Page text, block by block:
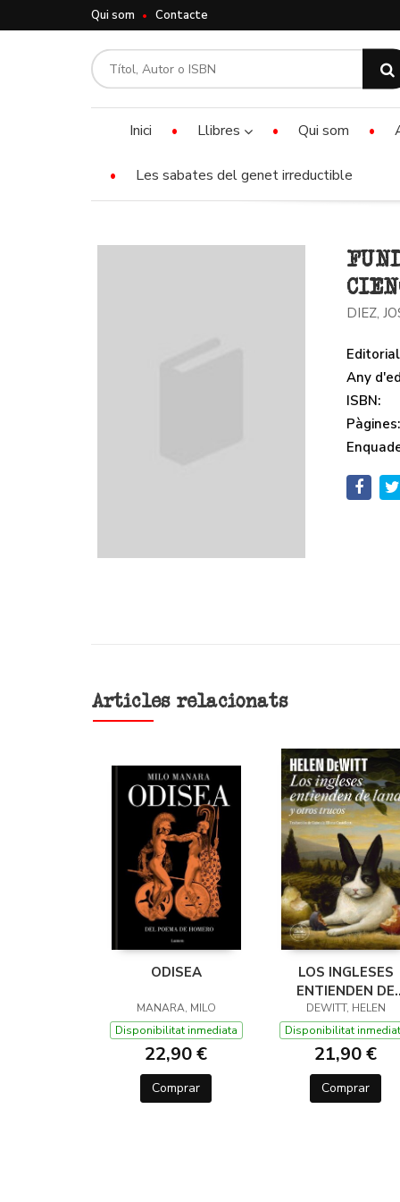
Qui som Contacte
Inici Llibres Qui som
Les sabates del genet irreductible
DIEZ,
Any
ISBN:
Pàgines:
Articles relacionats
ODISEA
MANARA, MILO
Disponibilitat inmediata
22,90 €
Comprar
LOS INGLESES
ENTIENDEN DE
LANA (Y OTROS
TRUCOS)
DEWITT, HELEN
Disponibilitat
21,90 €
Comprar